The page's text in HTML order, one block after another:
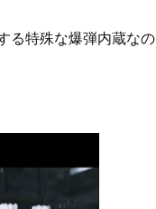
特殊な爆弾内蔵なの